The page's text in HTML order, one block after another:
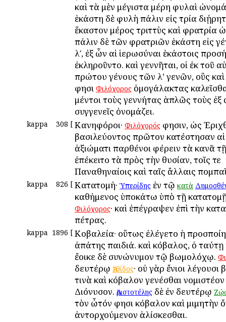
καὶ τὰ μὲν μέγιστα μέρη φυλαὶ
ἑκάστη δὲ φυλὴ πάλιν εἰς τρία
ἕκαστον μέρος τριττὺς καὶ φρατρία
πάλιν δὲ τῶν φρατριῶν ἑκάστη εἰς
λʹ, ἐξ ὧν αἱ ἱερωσύναι ἑκάστοις
ἐκληροῦντο. καὶ γεννῆται, οἱ ἐκ τοῦ
πρώτου γένους τῶν λ’ γενῶν, οὓς
φησι Φιλόχορος ὁμογάλακτας
μέντοι τοὺς γεννήτας ἁπλῶς τοὺς ἐξ
συγγενεῖς ὀνομάζει.
kappa 308 [ Κανηφόροι· Φιλόχορός φησιν, ὡς
βασιλεύοντος πρῶτον κατέστησαν αἱ
ἀξιώματι παρθένοι φέρειν τὰ κανᾶ
ἐπέκειτο τὰ πρὸς τὴν θυσίαν, τοῖς τε
Παναθηναίοις καὶ ταῖς ἄλλαις
kappa 826 [ Κατατομή· Ὑπερίδης ἐν τῷ κατὰ
καθήμενος ὑποκάτω ὑπὸ τῇ
Φιλόχορος· καὶ ἐπέγραψεν ἐπὶ τὴν
πέτρας.
kappa 1896 [ Κοβαλεία· οὕτως ἐλέγετο ἡ
ἀπάτης παιδιά. καὶ κόβαλος, ὁ
ἔοικε δὲ συνώνυμον τῷ βωμολόχῳ.
δευτέρῳ Ἀτθίδος· οὐ γὰρ ἔνιοι
τινὰ καὶ κόβαλον γενέσθαι
Διόνυσον. Ἀριστοτέλης δὲ ἐν δευτέρῳ
τὸν ὦτόν φησι κόβαλον καὶ μιμητὴν
ἀντορχούμενον ἁλίσκεσθαι.